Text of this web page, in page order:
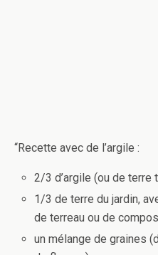
“Recette avec de l’argile :
2/3 d’argile (ou de terre
1/3 de terre du jardin,
de terreau ou de
un mélange de graines